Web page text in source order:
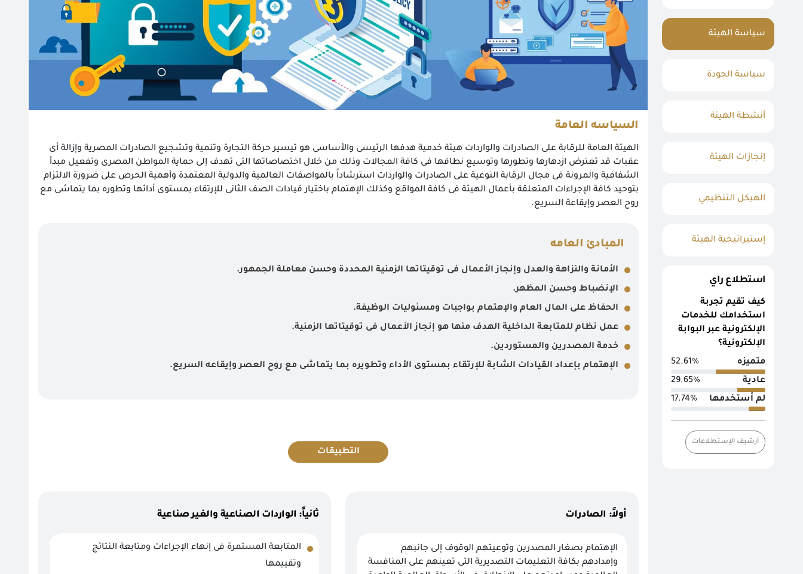
سياسة الهيئة
سياسة الجودة
أنشطة الهيئة
إنجازات الهيئة
الهيكل التنظيمي
إستيراتيجية الهيئة
استطلاع راي
كيف تقيم تجربة
استخدامك للخدمات
الإلكترونية عبر البوابة
الإلكترونية؟
متميزه
52.61%
عادية
29.65%
لم أستخدمها
17.74%
أرشيف الإستطلاعات
السياسه العامة
الهيئة العامة للرقابة على الصادرات والواردات هيئة خدمية هدفها الرئيسى والأساسى هو تيسير حركة التجارة وتنمية وتشجيع الصادرات المصرية وإزالة أى
عقبات قد تعترض ازدهارها وتطورها وتوسيع نطاقها فى كافة المجالات وذلك من خلال اختصاصاتها التى تهدف إلى حماية المواطن المصرى وتفعيل مبدأ
الشفافية والمرونة فى مجال الرقابة النوعية على الصادرات والواردات استرشاداً بالمواصفات العالمية والدولية المعتمدة وأهمية الحرص على ضرورة الالتزام
بتوحيد كافة الإجراءات المتعلقة بأعمال الهيئة فى كافة المواقع وكذلك الإهتمام باختيار قيادات الصف الثانى للإرتقاء بمستوى أدائها وتطوره بما يتماشى مع
روح العصر وإيقاعة السريع.
المبادئ العامه
الأمانة والنزاهة والعدل وإنجاز الأعمال فى توقيتاتها الزمنية المحددة وحسن معاملة الجمهور.
الإنضباط وحسن المظهر.
الحفاظ على المال العام والإهتمام بواجبات ومسئوليات الوظيفة.
عمل نظام للمتابعة الداخلية الهدف منها هو إنجاز الأعمال فى توقيتاتها الزمنية.
خدمة المصدرين والمستوردين.
الإهتمام بإعداد القيادات الشابة للإرتقاء بمستوى الأداء وتطويره بما يتماشى مع روح العصر وإيقاعه السريع.
التطبيقات
أولاً: الصادرات
الإهتمام بصغار المصدرين وتوعيتهم الوقوف إلى جانبهم
وإمدادهم بكافة التعليمات التصديرية التى تعينهم على المنافسة
ثانياً: الواردات الصناعية والغير صناعية
المتابعة المستمرة فى إنهاء الإجراءات ومتابعة النتائج
وتقييمها